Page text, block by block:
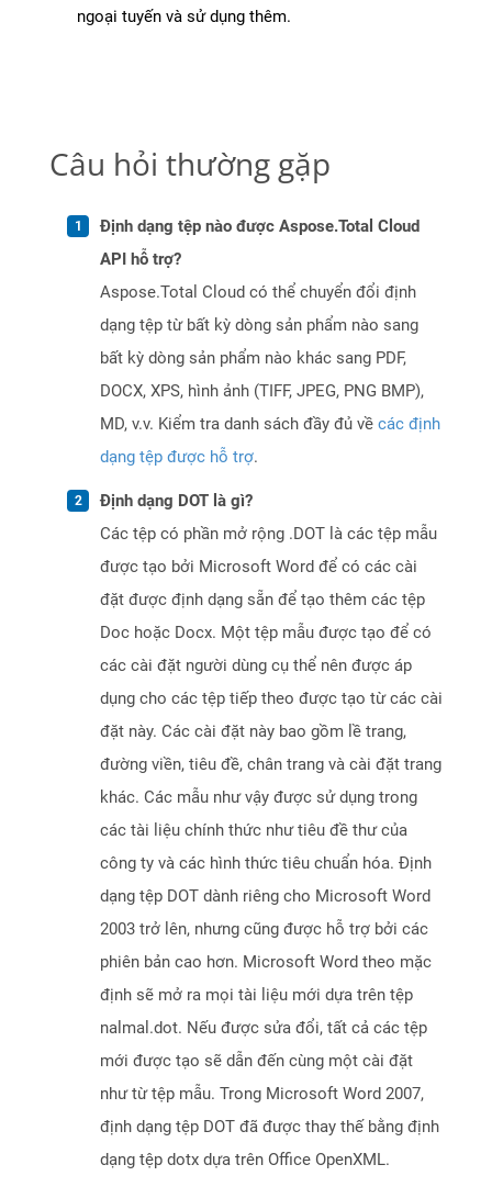
ngoại tuyến và sử dụng thêm.
Câu hỏi thường gặp
Định dạng tệp nào được Aspose.Total Cloud
API hỗ trợ?
Aspose.Total Cloud có thể chuyển đổi định
dạng tệp từ bất kỳ dòng sản phẩm nào sang
bất kỳ dòng sản phẩm nào khác sang PDF,
DOCX, XPS, hình ảnh (TIFF, JPEG, PNG BMP),
MD, v.v. Kiểm tra danh sách đầy đủ về các định
dạng tệp được hỗ trợ.
Định dạng DOT là gì?
Các tệp có phần mở rộng .DOT là các tệp mẫu
được tạo bởi Microsoft Word để có các cài
đặt được định dạng sẵn để tạo thêm các tệp
Doc hoặc Docx. Một tệp mẫu được tạo để có
các cài đặt người dùng cụ thể nên được áp
dụng cho các tệp tiếp theo được tạo từ các cài
đặt này. Các cài đặt này bao gồm lề trang,
đường viền, tiêu đề, chân trang và cài đặt trang
khác. Các mẫu như vậy được sử dụng trong
các tài liệu chính thức như tiêu đề thư của
công ty và các hình thức tiêu chuẩn hóa. Định
dạng tệp DOT dành riêng cho Microsoft Word
2003 trở lên, nhưng cũng được hỗ trợ bởi các
phiên bản cao hơn. Microsoft Word theo mặc
định sẽ mở ra mọi tài liệu mới dựa trên tệp
nalmal.dot. Nếu được sửa đổi, tất cả các tệp
mới được tạo sẽ dẫn đến cùng một cài đặt
như từ tệp mẫu. Trong Microsoft Word 2007,
định dạng tệp DOT đã được thay thế bằng định
dạng tệp dotx dựa trên Office OpenXML.